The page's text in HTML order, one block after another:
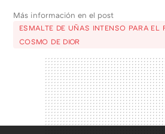
Más información en el post
ESMALTE DE UÑAS INTENSO PARA EL
COSMO DE DIOR